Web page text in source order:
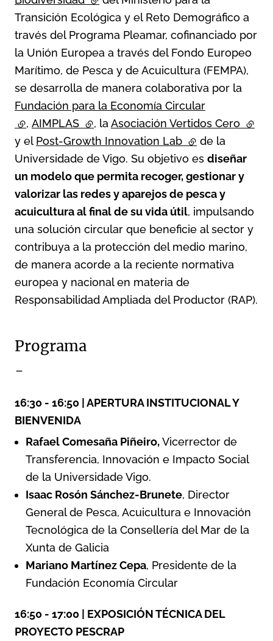
Transición Ecológica y el Reto Demográfico a
través del Programa Pleamar, cofinanciado por
la Unión Europea a través del Fondo Europeo
Marítimo, de Pesca y de Acuicultura (FEMPA),
se desarrolla de manera colaborativa por la
Fundación para la Economía Circular
(external link)
, AIMPLAS (external link)
, la Asociación Vertidos Cero
y el Post-Growth Innovation Lab (external link)
de la
Universidade de Vigo. Su objetivo es diseñar
un modelo que permita recoger, gestionar y
valorizar las redes y aparejos de pesca y
acuicultura al final de su vida útil, impulsando
una solución circular que beneficie al sector y
contribuya a la protección del medio marino,
de manera acorde a la reciente normativa
europea y nacional en materia de
Responsabilidad Ampliada del Productor (RAP).
Programa
-
16:30 - 16:50 | APERTURA INSTITUCIONAL Y
BIENVENIDA
Rafael Comesaña Piñeiro,Vicerrector de
Transferencia, Innovación e Impacto Social
de la Universidade Vigo.
Isaac Rosón Sánchez-Brunete, Director
General de Pesca, Acuicultura e Innovación
Tecnológica de la Consellería del Mar de la
Xunta de Galicia
Mariano Martínez Cepa, Presidente de la
Fundación Economía Circular
16:50 - 17:00 | EXPOSICIÓN TÉCNICA DEL
PROYECTO PESCRAP